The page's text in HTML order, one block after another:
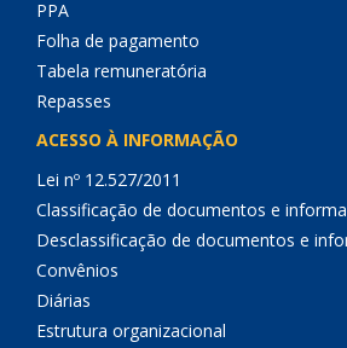
PPA
Folha de pagamento
Tabela remuneratória
Repasses
ACESSO À INFORMAÇÃO
Lei nº 12.527/2011
Classificação de documentos e
Desclassificação de documentos e
Convênios
Diárias
Estrutura organizacional